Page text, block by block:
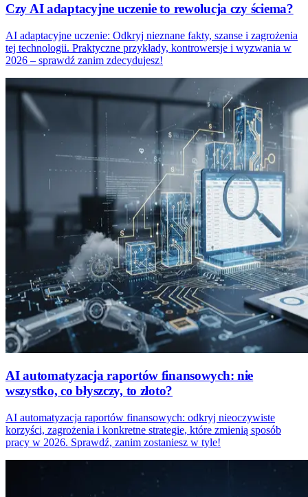
Czy AI adaptacyjne uczenie to rewolucja czy ściema?
AI adaptacyjne uczenie: Odkryj nieznane fakty, szanse i zagrożenia
tej technologii. Praktyczne przykłady, kontrowersje i wyzwania w
2026 – sprawdź zanim zdecydujesz!
AI automatyzacja raportów finansowych: nie
wszystko, co błyszczy, to złoto?
AI automatyzacja raportów finansowych: odkryj nieoczywiste
korzyści, zagrożenia i konkretne strategie, które zmienią sposób
pracy w 2026. Sprawdź, zanim zostaniesz w tyle!